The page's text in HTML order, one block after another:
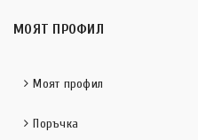
МОЯТ ПРОФИЛ
Моят профил
Поръчка